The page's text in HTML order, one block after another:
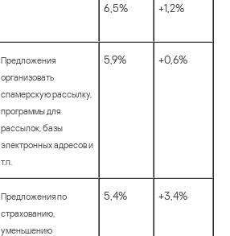
6,5% +1,2%
Предложения
организовать
спамерскую рассылку,
программы для
рассылок, базы
электронных адресов и
т.п.
5,9% +0,6%
Предложения по
страхованию,
уменьшению
5,4% +3,4%